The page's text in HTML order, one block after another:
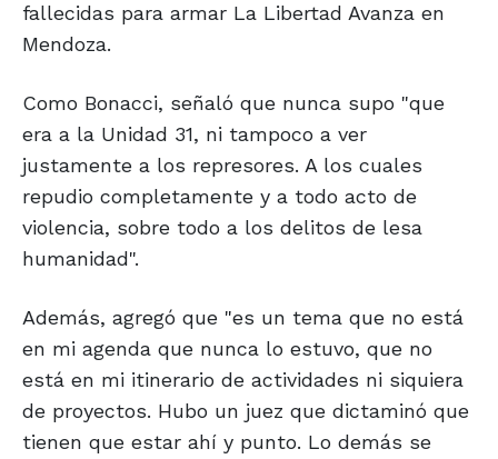
fallecidas para armar La Libertad Avanza en
Mendoza.
Como Bonacci, señaló que nunca supo "que
era a la Unidad 31, ni tampoco a ver
justamente a los represores. A los cuales
repudio completamente y a todo acto de
violencia, sobre todo a los delitos de lesa
humanidad".
Además, agregó que "es un tema que no está
en mi agenda que nunca lo estuvo, que no
está en mi itinerario de actividades ni siquiera
de proyectos. Hubo un juez que dictaminó que
tienen que estar ahí y punto. Lo demás se